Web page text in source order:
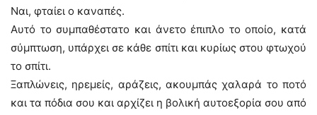
Ναι, φταίει ο καναπές.
Αυτό το συμπαθέστατο και άνετο έπιπλο το οποίο, κατά
σύμπτωση, υπάρχει σε κάθε σπίτι και κυρίως στου φτωχού
το σπίτι.
Ξαπλώνεις, ηρεμείς, αράζεις, ακουμπάς χαλαρά το ποτό
και τα πόδια σου και αρχίζει η βολική αυτοεξορία σου από